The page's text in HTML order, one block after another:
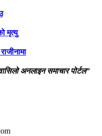
मृत्यु
अनलाइन समाचार पोर्टल”